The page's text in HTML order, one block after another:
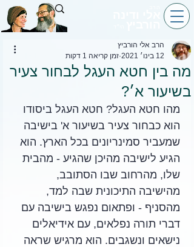
מה בין חטא העגל לבחור צעיר
בשיעור א׳?
הרב אלי הורביץ
12 בינו׳ 2021
זמן קריאה 1 דקות
מהו חטא העגל? חטא העגל ביסודו
הוא כבחור צעיר בשיעור א' בישיבה
שמעביר סמינריונים בכל הארץ. הוא
הגיע לישיבה מהיכן שהגיע - מהבית
שלו, מהרחוב שבו הסתובב,
מהישיבה התיכונית שבה למד,
מהסניף - ופתאום נפגש בישיבה עם
דברי תורה נפלאים, עם אידיאלים
נישאים ונשגבים. הוא מרגיש שראה